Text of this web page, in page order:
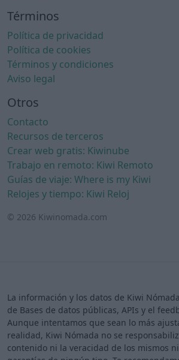
Términos
Política de privacidad
Política de cookies
Términos y condiciones
Aviso legal
Otros
Contacto
Recursos de terceros
Crear web gratis: Kiwinube
Trabajo en remoto: Kiwi Remoto
Guías de viaje: Where is my Kiwi
Relojes y tiempo: Kiwi Reloj
© 2026 Kiwinomada.com
La información y los datos de Kiwi
de Bases de datos públicas, APIs y el
Aunque intentamos que sean lo más
realidad, Kiwi Nómada no se
contenido ni la veracidad de los mismos